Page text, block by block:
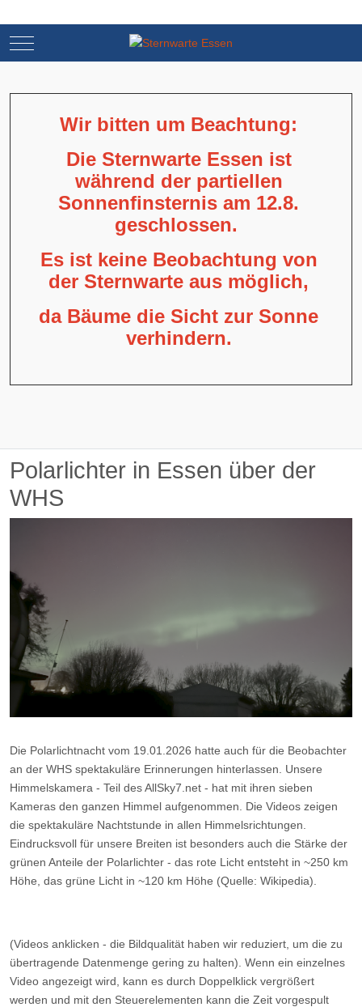
Mobile Menu Toggle
Wir bitten um Beachtung:
Die Sternwarte Essen ist
während der partiellen
Sonnenfinsternis am 12.8.
geschlossen.
Es ist keine Beobachtung von
der Sternwarte aus möglich,
da Bäume die Sicht zur Sonne
verhindern.
Polarlichter in Essen über der
WHS
Die Polarlichtnacht vom 19.01.2026 hatte auch für die Beobachter
an der WHS spektakuläre Erinnerungen hinterlassen. Unsere
Himmelskamera - Teil des AllSky7.net - hat mit ihren sieben
Kameras den ganzen Himmel aufgenommen. Die Videos zeigen
die spektakuläre Nachtstunde in allen Himmelsrichtungen.
Eindrucksvoll für unsere Breiten ist besonders auch die Stärke der
grünen Anteile der Polarlichter - das rote Licht entsteht in ~250 km
Höhe, das grüne Licht in ~120 km Höhe (Quelle: Wikipedia).
(Videos anklicken - die Bildqualität haben wir reduziert, um die zu
übertragende Datenmenge gering zu halten). Wenn ein einzelnes
Video angezeigt wird, kann es durch Doppelklick vergrößert
werden und mit den Steuerelementen kann die Zeit vorgespult